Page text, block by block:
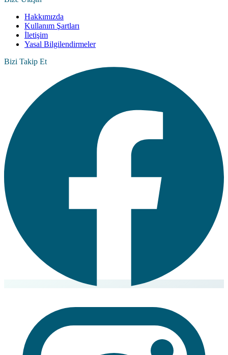
Hakkımızda
Kullanım Şartları
İletişim
Yasal Bilgilendirmeler
Bizi Takip Et